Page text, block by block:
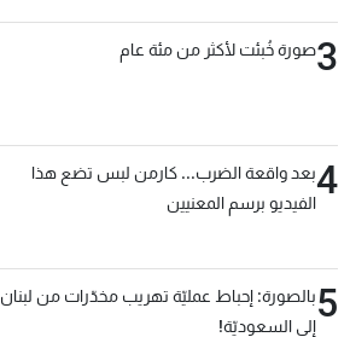
3صورة خُبئت لأكثر من مئة عام
4بعد واقعة الضرب... كارمن لبس تضع هذا
الفيديو برسم المعنيين
5بالصورة: إحباط عمليّة تهريب مخدّرات من لبنان
إلى السعوديّة!